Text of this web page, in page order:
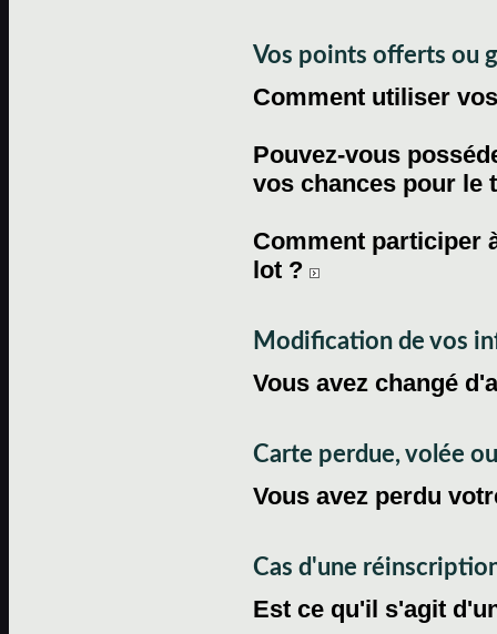
Vos points offerts ou
Comment utiliser
Pouvez-vous
vos chances pour le
Comment participer
lot ?
Modification de vos
Vous avez changé
Carte perdue, volée
Vous avez perdu
Cas d'une
Est ce qu'il s'agit